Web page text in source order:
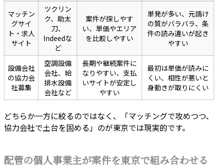
マッチン
グサイ
ト・求人
サイト
ツクリン
ク、助太
刀、
Indeedな
ど
案件が探しやす
い、単価やエリア
を比較しやすい
単発が多い、元請け
の質がバラバラ、条
件の読み違いが起き
やすい
設備会社
の協力会
社募集
空調設備
会社、給
排水設備
会社など
長期や継続案件に
なりやすい、支払
いサイトが安定し
やすい
最初は単価が読みに
くい、相性が悪いと
身動きが取りにくい
どちらか一方に絞るのではなく、「マッチングで攻めつつ、
協力会社で土台を固める」のが東京では現実的です。
配管の個人事業主が案件を東京で組み合わせる